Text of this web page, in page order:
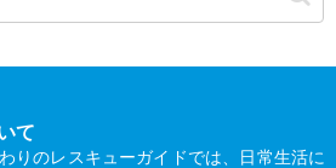
て
りのレスキューガイドでは、日常生活に